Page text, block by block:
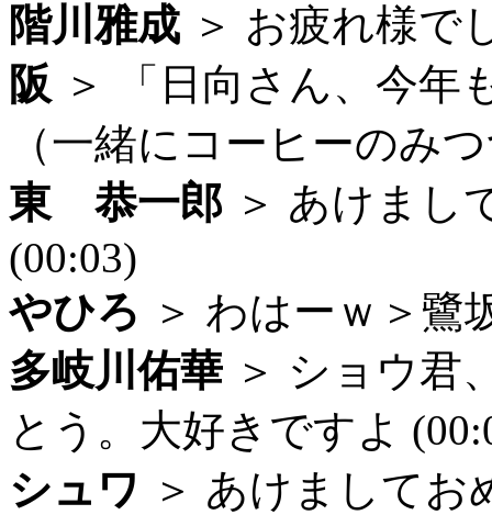
階川雅成 ＞ お疲れ様で
阪 ＞ 「日向さん、今年
（一緒にコーヒーのみ
東 恭一郎 ＞ あけまし
(00:03)
やひろ ＞ わはーｗ＞鷺
多岐川佑華 ＞ ショウ君
とう。大好きですよ
シュワ ＞ あけまして